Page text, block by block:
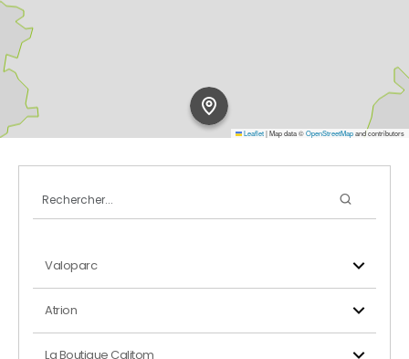
Valoparc
Atrion
La Boutique Calitom
Leaflet|Map data ©OpenStreetMapand contributors